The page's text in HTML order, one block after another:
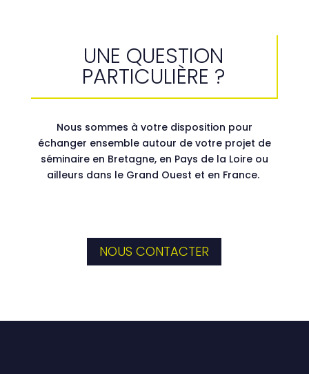
UNE QUESTION
PARTICULIÈRE ?
Nous sommes à votre disposition pour
échanger ensemble autour de votre projet de
séminaire en Bretagne, en Pays de la Loire ou
ailleurs dans le Grand Ouest et en France.
NOUS CONTACTER